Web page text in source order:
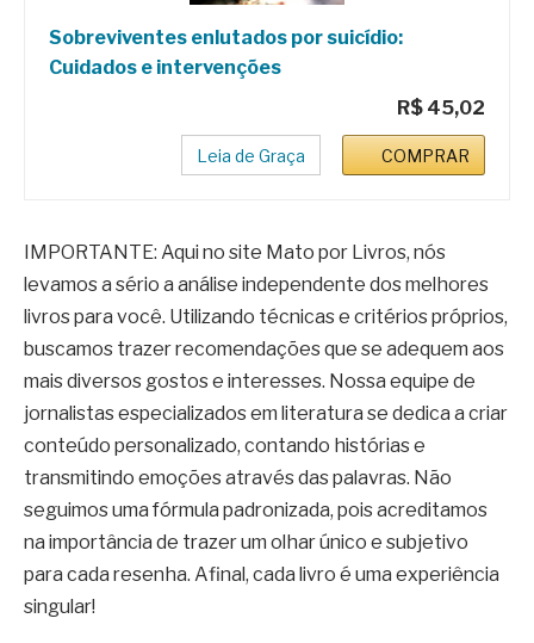
Sobreviventes enlutados por suicídio:
Cuidados e intervenções
R$ 45,02
Leia de Graça COMPRAR
IMPORTANTE: Aqui no site Mato por Livros, nós
levamos a sério a análise independente dos melhores
livros para você. Utilizando técnicas e critérios próprios,
buscamos trazer recomendações que se adequem aos
mais diversos gostos e interesses. Nossa equipe de
jornalistas especializados em literatura se dedica a criar
conteúdo personalizado, contando histórias e
transmitindo emoções através das palavras. Não
seguimos uma fórmula padronizada, pois acreditamos
na importância de trazer um olhar único e subjetivo
para cada resenha. Afinal, cada livro é uma experiência
singular!